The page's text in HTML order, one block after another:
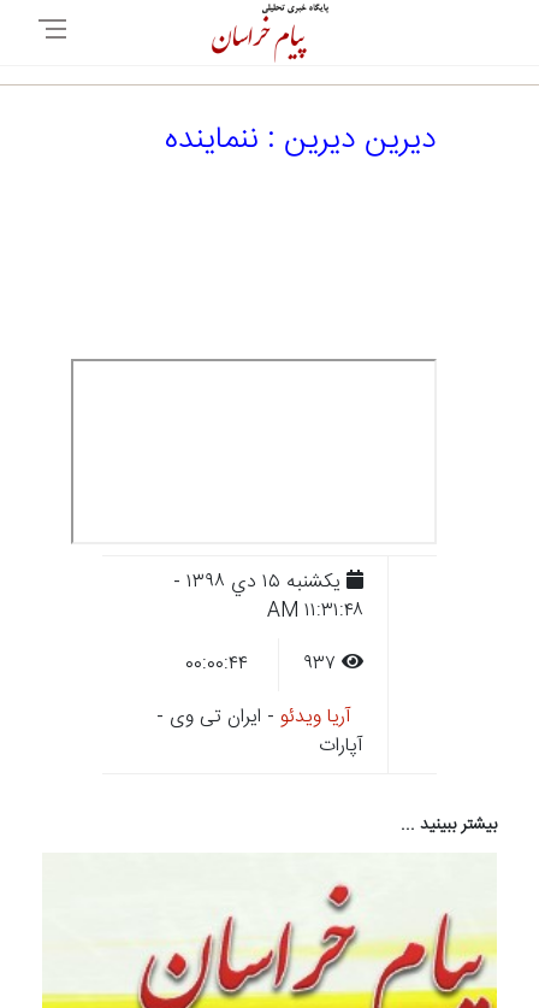
دیرین دیرین : ننماینده
يکشنبه ۱۵ دي ۱۳۹۸ -
۱۱:۳۱:۴۸ AM
آریا ویدئو - ایران تی وی -
آپارات
بیشتر ببینید ...